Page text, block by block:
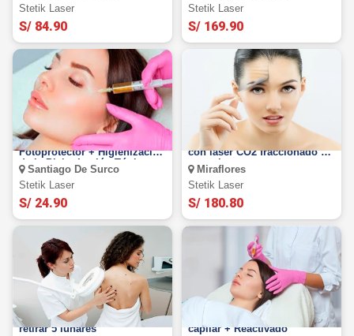
Stetik Laser
S/ 84.90
Stetik Laser
S/ 169.90
Plasma Rico en Plaquetas +
Fotoprotector + Higienización
de la Piel + Loción Tónica en
Stetik Laser
Santiago De Surco
Stetik Laser
S/ 24.90
Rejuvenecimiento full face
con láser CO2 fraccionado +
consulta
Miraflores
Stetik Laser
S/ 180.80
Láser CO2 fraccionado para
retirar 5 lunares
Plasma rico en plaquetas
capilar + Reactivado